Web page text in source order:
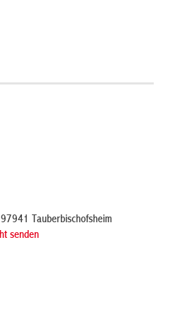
Tauberbischofsheim
senden